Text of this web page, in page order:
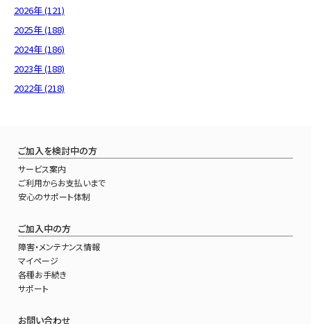
2026年 (121)
2025年 (188)
2024年 (186)
2023年 (188)
2022年 (218)
ご加入を検討中の方
サービス案内
ご利用からお支払いまで
安心のサポート体制
ご加入中の方
障害・メンテナンス情報
マイページ
各種お手続き
サポート
お問い合わせ